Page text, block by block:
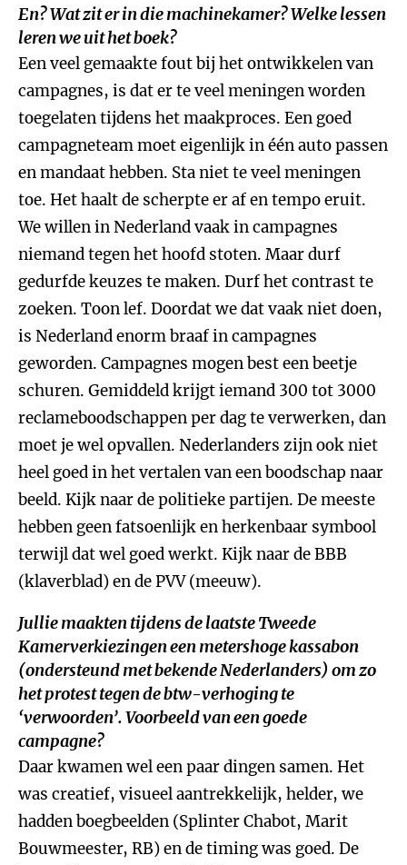
En? Wat zit er in die machinekamer? Welke lessen
leren we uit het boek?
Een veel gemaakte fout bij het ontwikkelen van
campagnes, is dat er te veel meningen worden
toegelaten tijdens het maakproces. Een goed
campagneteam moet eigenlijk in één auto passen
en mandaat hebben. Sta niet te veel meningen
toe. Het haalt de scherpte er af en tempo eruit.
We willen in Nederland vaak in campagnes
niemand tegen het hoofd stoten. Maar durf
gedurfde keuzes te maken. Durf het contrast te
zoeken. Toon lef. Doordat we dat vaak niet doen,
is Nederland enorm braaf in campagnes
geworden. Campagnes mogen best een beetje
schuren. Gemiddeld krijgt iemand 300 tot 3000
reclameboodschappen per dag te verwerken, dan
moet je wel opvallen. Nederlanders zijn ook niet
heel goed in het vertalen van een boodschap naar
beeld. Kijk naar de politieke partijen. De meeste
hebben geen fatsoenlijk en herkenbaar symbool
terwijl dat wel goed werkt. Kijk naar de BBB
(klaverblad) en de PVV (meeuw).
Jullie maakten tijdens de laatste Tweede
Kamerverkiezingen een metershoge kassabon
(ondersteund met bekende Nederlanders) om zo
het protest tegen de btw-verhoging te
‘verwoorden’. Voorbeeld van een goede
campagne?
Daar kwamen wel een paar dingen samen. Het
was creatief, visueel aantrekkelijk, helder, we
hadden boegbeelden (Splinter Chabot, Marit
Bouwmeester, RB) en de timing was goed. De